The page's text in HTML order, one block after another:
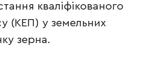
кваліфікованого
(КЕП) у земельних
зерна.